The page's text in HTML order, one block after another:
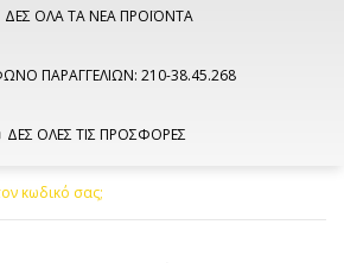
ΔΕΣ ΟΛΑ ΤΑ ΝΕΑ ΠΡΟΪΟΝΤΑ
ΠΑΡΑΓΓΕΛΙΩΝ: 210-38.45.268
ΔΕΣ ΟΛΕΣ ΤΙΣ ΠΡΟΣΦΟΡΕΣ
κωδικό σας;